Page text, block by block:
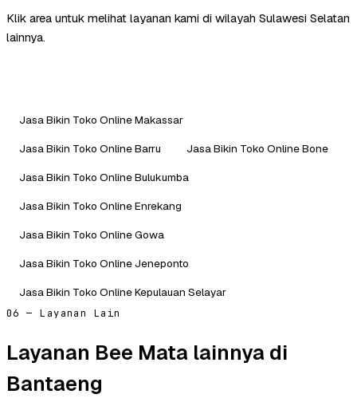
Klik area untuk melihat layanan kami di wilayah Sulawesi Selatan
lainnya.
Jasa Bikin Toko Online Makassar
Jasa Bikin Toko Online Barru
Jasa Bikin Toko Online Bone
Jasa Bikin Toko Online Bulukumba
Jasa Bikin Toko Online Enrekang
Jasa Bikin Toko Online Gowa
Jasa Bikin Toko Online Jeneponto
Jasa Bikin Toko Online Kepulauan Selayar
06 — Layanan Lain
Layanan Bee Mata lainnya di
Bantaeng